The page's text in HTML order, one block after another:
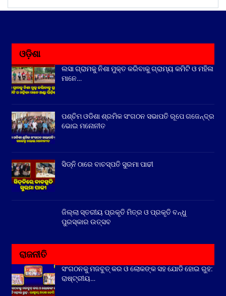
ଓଡ଼ିଶା
ଲସା ଗ୍ରାମକୁ ନିଶା ମୁକ୍ତ କରିବାକୁ ଗ୍ରାମ୍ୟ କମିଟି ଓ ମହିଳା
ମାନେ…
ପଶ୍ଚିମ ଓଡିଶା ଶ୍ରମିକ ସଂଗଠନ ସଭାପତି ରୂପେ ଗଜେନ୍ଦ୍ର
ଭୋଇ ମନୋନୀତ
ସିଡ୍‌ନି ଠାରେ ବାଚସ୍ପତି ସୁରମା ପାଢୀ
ଜିଲ୍ଲା ସ୍ତରୀୟ ପ୍ରକୃତି ମିତ୍ର ଓ ପ୍ରକୃତି ବନ୍ଧୁ
ପୁରସ୍କାର ଉତ୍ସବ
ରାଜନୀତି
ସଂଗଠନକୁ ମଜବୁତ୍ କର ଓ ଲୋକଙ୍କ ସହ ଯୋଡି ହୋଇ ରୁହ:
ରାଷ୍ଟ୍ରୀୟ…